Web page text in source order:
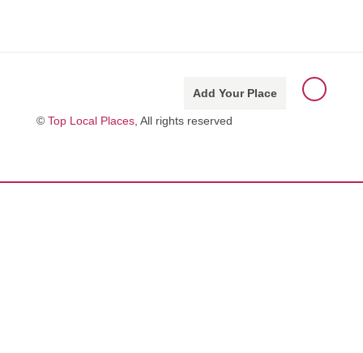
Add Your Place
© Top Local Places , All rights reserved